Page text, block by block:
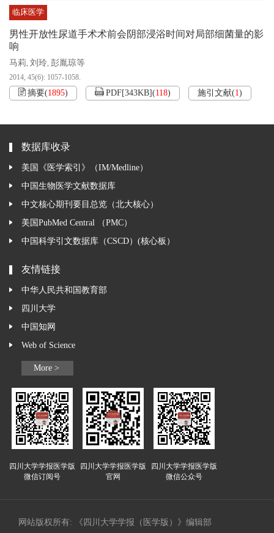
临床医学
男性开放性尿道手术术前会阴部浸浴时间对局部细菌量的影
响
马莉, 刘玲, 彭胤琼等
2014, 45(6): 1057-1058.
摘要(1895) PDF[343KB](118) 施引文献(1)
数据库收录
美国《医学索引》（IM/Medline）
中国生物医学文献数据库
中文核心期刊要目总览（北大核心）
美国PubMed Central （PMC）
中国科学引文数据库（CSCD）(核心板）
友情链接
中华人民共和国教育部
四川大学
中国知网
Web of Science
More >
四川大学学报医学版
微信订阅号
四川大学学报医学版
官网
四川大学学报医学版
微信公众号
网站版权所有: 《四川大学学报（医学版）》编辑部